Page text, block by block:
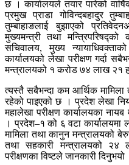
छ । कार्यालयले तयार पारेको
प्रमुख प्राडा गोविन्दबहादुर
तुम्बाहाङलाई बुझाएको
मुख्यमन्त्री तथा
सचिवालय, मुख्य
कार्यालयको लेखा परीक्षण गर्दा
मन्त्रालयको १ करोड ७४ लाख २१
त्यस्तै सबैभन्दा कम आर्थिक
रहेको पाइएको छ । प्रदेश लेखा
महालेखा परीक्षण कार्यालयका
। प्रदेश–१ को ६ वटा
मामिला तथा कानुन मन्त्रालयको
तथा सहकारी मन्त्रालयको
परीक्षणका विष्टले जानकारी दिनुभयो